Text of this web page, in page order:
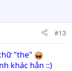
#13
"the"
khác hẳn ::)